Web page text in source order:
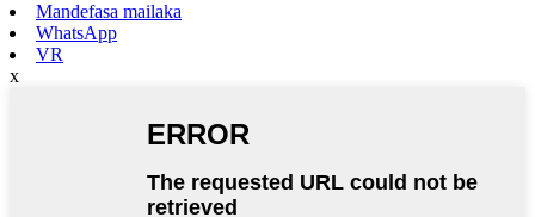
Mandefasa mailaka
WhatsApp
VR
x